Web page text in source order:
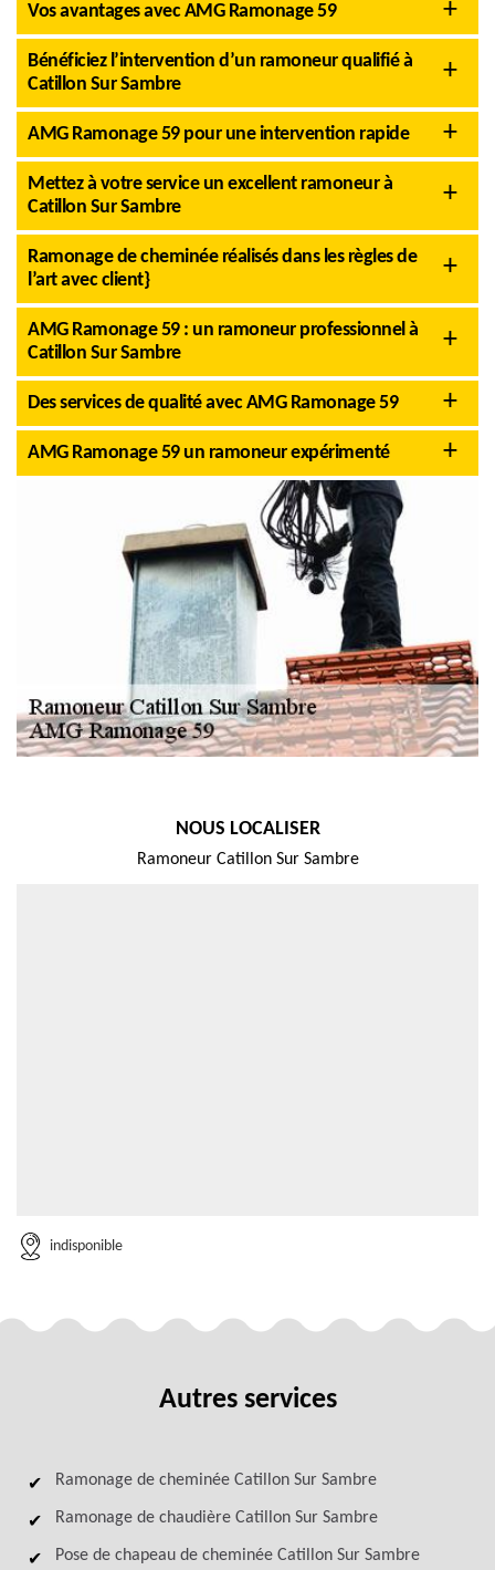
Vos avantages avec AMG Ramonage 59
Bénéficiez l’intervention d’un ramoneur qualifié à
Catillon Sur Sambre
AMG Ramonage 59 pour une intervention rapide
Mettez à votre service un excellent ramoneur à
Catillon Sur Sambre
Ramonage de cheminée réalisés dans les règles de
l’art avec client}
AMG Ramonage 59 : un ramoneur professionnel à
Catillon Sur Sambre
Des services de qualité avec AMG Ramonage 59
AMG Ramonage 59 un ramoneur expérimenté
NOUS LOCALISER
Ramoneur Catillon Sur Sambre
indisponible
Autres services
Ramonage de cheminée Catillon Sur Sambre
Ramonage de chaudière Catillon Sur Sambre
Pose de chapeau de cheminée Catillon Sur Sambre